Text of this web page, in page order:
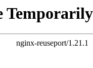
nginx-reuseport/1.21.1